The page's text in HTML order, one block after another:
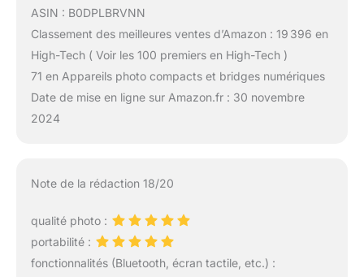
ASIN : B0DPLBRVNN
Classement des meilleures ventes d’Amazon : 19 396 en
High-Tech ( Voir les 100 premiers en High-Tech )
71 en Appareils photo compacts et bridges numériques
Date de mise en ligne sur Amazon.fr : 30 novembre
2024
Note de la rédaction 18/20
qualité photo :
portabilité :
fonctionnalités (Bluetooth, écran tactile, etc.) :